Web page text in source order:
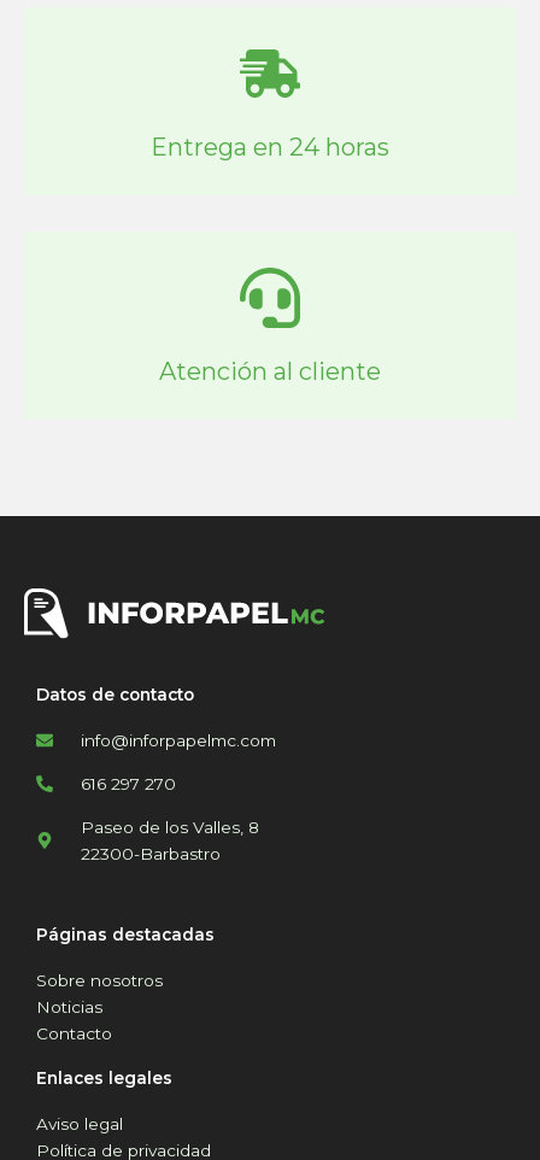
Entrega en 24 horas
Atención al cliente
Datos de contacto
info@inforpapelmc.com
616 297 270
Paseo de los Valles, 8
22300-Barbastro
Páginas destacadas
Sobre nosotros
Noticias
Contacto
Enlaces legales
Aviso legal
Política de privacidad